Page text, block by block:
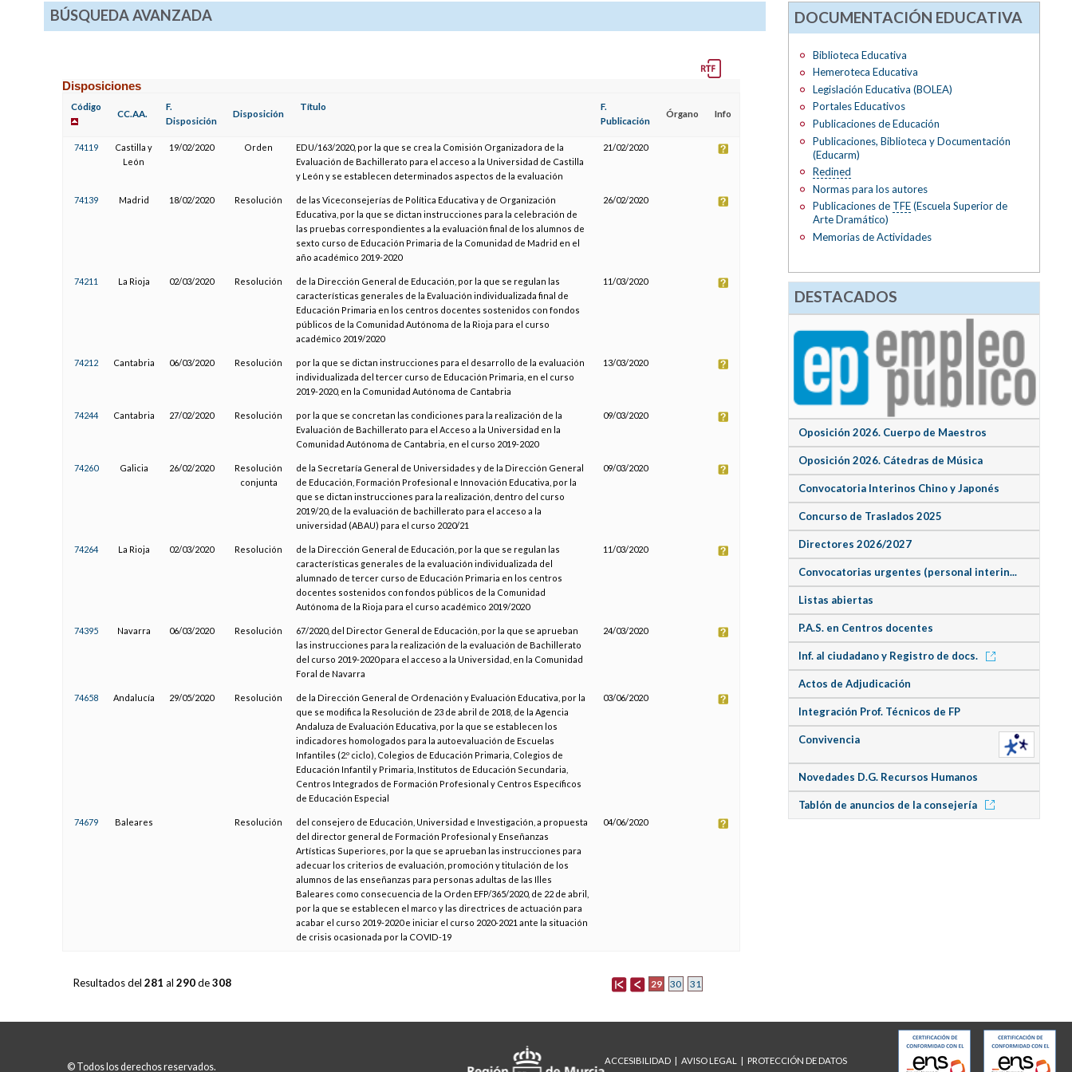
BÚSQUEDA AVANZADA
Disposiciones
Código
CC.AA.
F.
Disposición
Disposición
Título
F.
Publicación
Órgano Info
74119
Castilla y
León
19/02/2020 Orden
EDU/163/2020, por la que se crea la Comisión Organizadora de la
Evaluación de Bachillerato para el acceso a la Universidad de Castilla
y León y se establecen determinados aspectos de la evaluación
21/02/2020
74139 Madrid 18/02/2020 Resolución
de las Viceconsejerías de Política Educativa y de Organización
Educativa, por la que se dictan instrucciones para la celebración de
las pruebas correspondientes a la evaluación final de los alumnos de
sexto curso de Educación Primaria de la Comunidad de Madrid en el
año académico 2019-2020
26/02/2020
74211 La Rioja 02/03/2020 Resolución
de la Dirección General de Educación, por la que se regulan las
características generales de la Evaluación individualizada final de
Educación Primaria en los centros docentes sostenidos con fondos
públicos de la Comunidad Autónoma de la Rioja para el curso
académico 2019/2020
11/03/2020
74212 Cantabria 06/03/2020 Resolución
por la que se dictan instrucciones para el desarrollo de la evaluación
individualizada del tercer curso de Educación Primaria, en el curso
2019-2020, en la Comunidad Autónoma de Cantabria
13/03/2020
74244 Cantabria 27/02/2020 Resolución
por la que se concretan las condiciones para la realización de la
Evaluación de Bachillerato para el Acceso a la Universidad en la
Comunidad Autónoma de Cantabria, en el curso 2019-2020
09/03/2020
74260 Galicia 26/02/2020
Resolución
conjunta
de la Secretaría General de Universidades y de la Dirección General
de Educación, Formación Profesional e Innovación Educativa, por la
que se dictan instrucciones para la realización, dentro del curso
2019/20, de la evaluación de bachillerato para el acceso a la
universidad (ABAU) para el curso 2020/21
09/03/2020
74264 La Rioja 02/03/2020 Resolución
de la Dirección General de Educación, por la que se regulan las
características generales de la evaluación individualizada del
alumnado de tercer curso de Educación Primaria en los centros
docentes sostenidos con fondos públicos de la Comunidad
Autónoma de la Rioja para el curso académico 2019/2020
11/03/2020
74395 Navarra 06/03/2020 Resolución
67/2020, del Director General de Educación, por la que se aprueban
las instrucciones para la realización de la evaluación de Bachillerato
del curso 2019-2020 para el acceso a la Universidad, en la Comunidad
Foral de Navarra
24/03/2020
74658 Andalucía 29/05/2020 Resolución
de la Dirección General de Ordenación y Evaluación Educativa, por la
que se modifica la Resolución de 23 de abril de 2018, de la Agencia
Andaluza de Evaluación Educativa, por la que se establecen los
indicadores homologados para la autoevaluación de Escuelas
Infantiles (2.º ciclo), Colegios de Educación Primaria, Colegios de
Educación Infantil y Primaria, Institutos de Educación Secundaria,
Centros Integrados de Formación Profesional y Centros Específicos
de Educación Especial
03/06/2020
74679 Baleares Resolución
del consejero de Educación, Universidad e Investigación, a propuesta
del director general de Formación Profesional y Enseñanzas
Artísticas Superiores, por la que se aprueban las instrucciones para
adecuar los criterios de evaluación, promoción y titulación de los
alumnos de las enseñanzas para personas adultas de las Illes
Baleares como consecuencia de la Orden EFP/365/2020, de 22 de abril,
por la que se establecen el marco y las directrices de actuación para
acabar el curso 2019-2020 e iniciar el curso 2020-2021 ante la situación
de crisis ocasionada por la COVID-19
04/06/2020
29 30 31
Resultados del 281 al 290de308
DOCUMENTACIÓN EDUCATIVA
Biblioteca Educativa
Hemeroteca Educativa
Legislación Educativa (BOLEA)
Portales Educativos
Publicaciones de Educación
Publicaciones, Biblioteca y Documentación
(Educarm)
Redined
Normas para los autores
Publicaciones de TFE(Escuela Superior de
Arte Dramático)
Memorias de Actividades
DESTACADOS
Oposición 2026. Cuerpo de Maestros
Oposición 2026. Cátedras de Música
Convocatoria Interinos Chino y Japonés
Concurso de Traslados 2025
Directores 2026/2027
Convocatorias urgentes (personal interin...
Listas abiertas
P.A.S. en Centros docentes
Inf. al ciudadano y Registro de docs.
Actos de Adjudicación
Integración Prof. Técnicos de FP
Convivencia
Novedades D.G. Recursos Humanos
Tablón de anuncios de la consejería
© Todos los derechos reservados. ACCESIBILIDAD AVISO LEGAL PROTECCIÓN DE DATOS